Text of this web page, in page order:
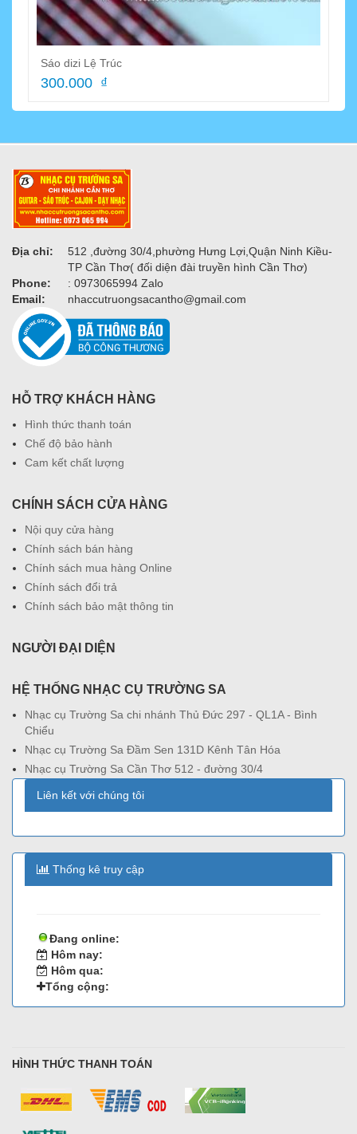
Sáo dizi Lệ Trúc
300.000 ₫
Địa chỉ:
512 ,đường 30/4,phường Hưng Lợi,Quận Ninh Kiều-
TP Cần Thơ( đối diện đài truyền hình Cần Thơ)
Phone:
: 0973065994 Zalo
Email:
nhaccutruongsacantho@gmail.com
HỖ TRỢ KHÁCH HÀNG
Hình thức thanh toán
Chế độ bảo hành
Cam kết chất lượng
CHÍNH SÁCH CỬA HÀNG
Nội quy cửa hàng
Chính sách bán hàng
Chính sách mua hàng Online
Chính sách đổi trả
Chính sách bảo mật thông tin
NGƯỜI ĐẠI DIỆN
HỆ THỐNG NHẠC CỤ TRƯỜNG SA
Nhạc cụ Trường Sa chi nhánh Thủ Đức 297 - QL1A - Bình
Chiểu
Nhạc cụ Trường Sa Đầm Sen 131D Kênh Tân Hóa
Nhạc cụ Trường Sa Cần Thơ 512 - đường 30/4
Liên kết với chúng tôi
Thống kê truy cập
Đang online:
Hôm nay:
Hôm qua:
Tổng cộng:
HÌNH THỨC THANH TOÁN